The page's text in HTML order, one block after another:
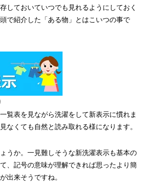
しておいていつでも見れるようにしておく
で紹介した「ある物」とはこいつの事で
覧表を見ながら洗濯をして新表示に慣れま
なくても自然と読み取れる様になります。
うか。一見難しそうな新洗濯表示も基本の
、記号の意味が理解できれば思ったより簡
出来そうですね。